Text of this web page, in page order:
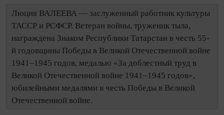
Люция ВАЛЕЕВА — заслуженный работник культуры
ТАССР и РСФСР. Ветеран войны, труженик тыла,
награждена Знаком Респуб­лики Татарстан в честь 55-
й годовщины Победы в Великой Отечественной войне
1941–1945 годов, медалью «За доблестный труд в
Великой Отечественной войне 1941–1945 годов»,
юбилейными медалями в честь Победы в Великой
Отечественной войне.